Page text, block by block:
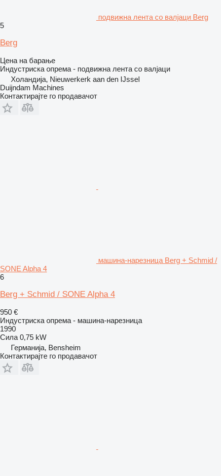
подвижна лента со валјаци Berg
5
Berg
Цена на барање
Индустриска опрема - подвижна лента со валјаци
Холандија, Nieuwerkerk aan den IJssel
Duijndam Machines
Контактирајте го продавачот
машина-нарезница Berg + Schmid /
SONE Alpha 4
6
Berg + Schmid / SONE Alpha 4
950 €
Индустриска опрема - машина-нарезница
1990
Сила 0,75 kW
Германија, Bensheim
Контактирајте го продавачот